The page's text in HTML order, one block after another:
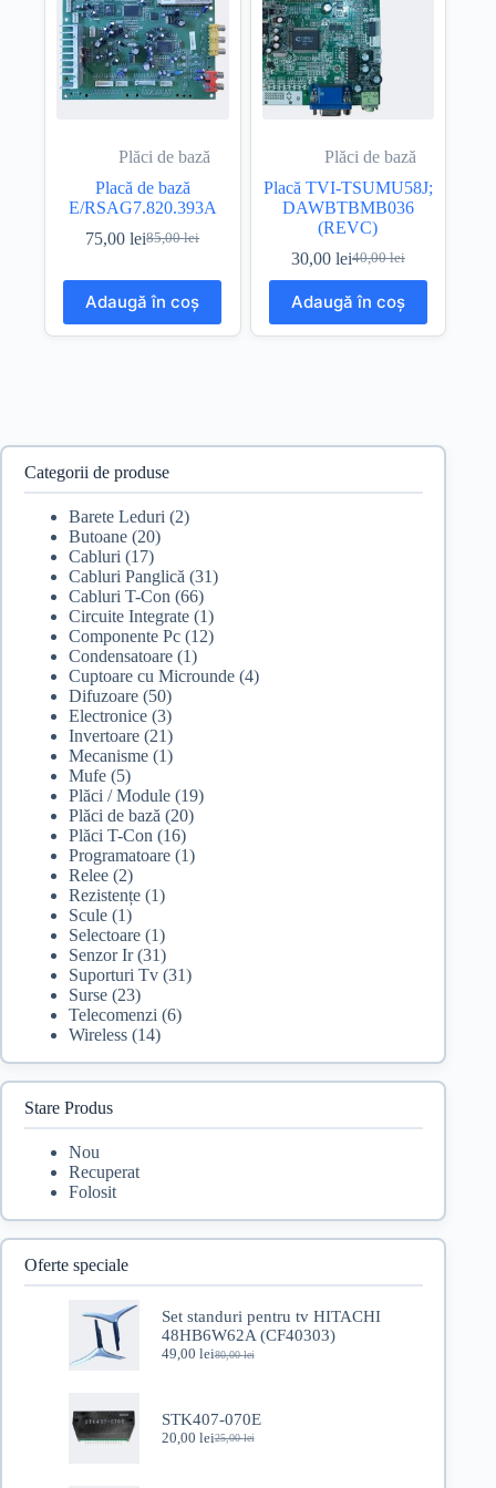
Plăci de bază
Placă de bază
E/RSAG7.820.393A
85,00lei
Prețul
a
fost:
85,00 lei.
75,00leiPrețul
este:
75,00 lei.
Adaugă în coș
Plăci de bază
Placă TVI-TSUMU58J;
DAWBTBMB036
(REVC)
40,00lei
Prețul
inițial
a
fost:
30,00 leiPrețul
curent
este:
30,00 lei.
Adaugă în coș
Categorii de produse
Barete Leduri (2)
Butoane (20)
Cabluri (17)
Cabluri Panglică (31)
Cabluri T-Con (66)
Circuite Integrate (1)
Componente Pc (12)
Condensatoare (1)
Cuptoare cu Microunde (4)
Difuzoare (50)
Electronice (3)
Invertoare (21)
Mecanisme (1)
Mufe (5)
Plăci / Module (19)
Plăci de bază (20)
Plăci T-Con (16)
Programatoare (1)
Relee (2)
Rezistențe (1)
Scule (1)
Selectoare (1)
Senzor Ir (31)
Suporturi Tv (31)
Surse (23)
Telecomenzi (6)
Wireless (14)
Stare Produs
Nou
Recuperat
Folosit
Oferte speciale
Set standuri pentru tv HITACHI
48HB6W62A (CF40303)
80,00lei
Prețul
fost:
80,00 lei.
49,00 leiPrețul
49,00 lei.
STK407-070E
25,00lei
Prețul
20,00 leiPrețul